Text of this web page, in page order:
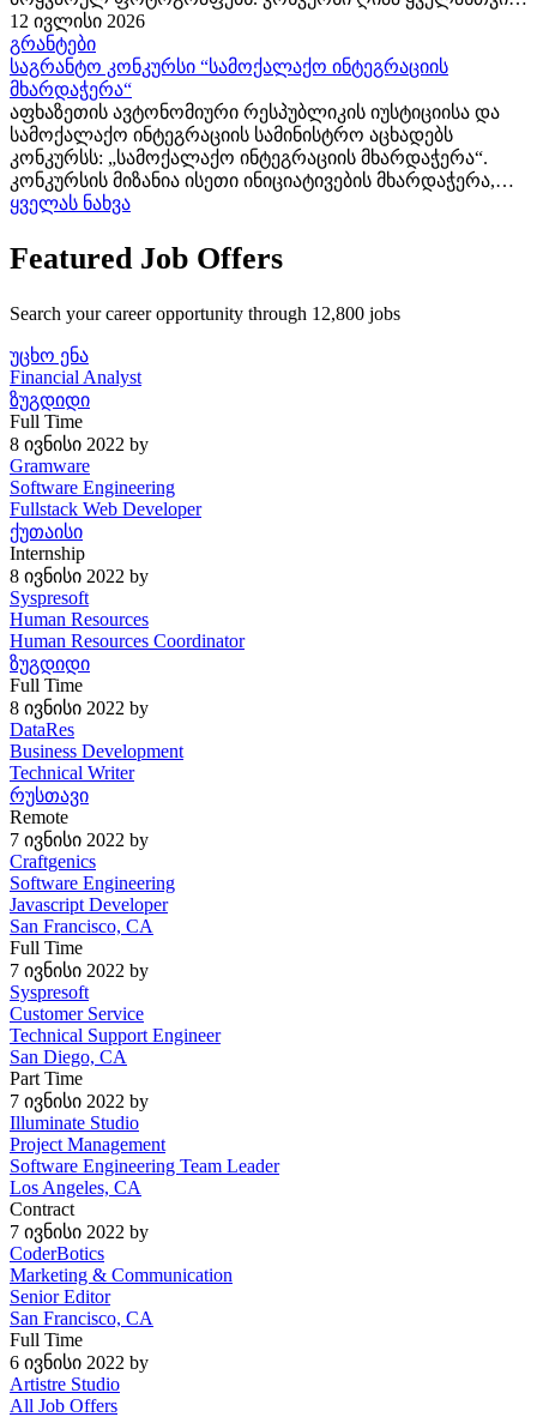
ვისაც უყვარს ღვინის სამყაროს კამერის ობიექტივით
აღბეჭდვა – იქნება ეს ვენახების...
12 ივლისი 2026
გრანტები
საგრანტო კონკურსი “სამოქალაქო ინტეგრაციის
მხარდაჭერა“
აფხაზეთის ავტონომიური რესპუბლიკის იუსტიციისა და
სამოქალაქო ინტეგრაციის სამინისტრო აცხადებს
კონკურსს: „სამოქალაქო ინტეგრაციის მხარდაჭერა“.
კონკურსის მიზანია ისეთი ინიციატივების მხარდაჭერა,
რომლებიც ხელს უწყობს: • აფხაზეთიდან იძულებით
ნდობის...
ყველას ნახვა
Featured Job Offers
Search your career opportunity through 12,800 jobs
უცხო ენა
Financial Analyst
ზუგდიდი
Full Time
8 ივნისი 2022 by
Gramware
Software Engineering
Fullstack Web Developer
ქუთაისი
Internship
8 ივნისი 2022 by
Syspresoft
Human Resources
Human Resources Coordinator
ზუგდიდი
Full Time
8 ივნისი 2022 by
DataRes
Business Development
Technical Writer
რუსთავი
Remote
7 ივნისი 2022 by
Craftgenics
Software Engineering
Javascript Developer
San Francisco, CA
Full Time
7 ივნისი 2022 by
Syspresoft
Customer Service
Technical Support Engineer
San Diego, CA
Part Time
7 ივნისი 2022 by
Illuminate Studio
Project Management
Software Engineering Team Leader
Los Angeles, CA
Contract
7 ივნისი 2022 by
CoderBotics
Marketing & Communication
Senior Editor
San Francisco, CA
Full Time
6 ივნისი 2022 by
Artistre Studio
All Job Offers